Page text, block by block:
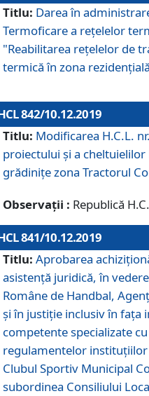
Titlu: Darea în
Termoficare a rețelelor
"Reabilitarea reţelelor de
termică în zona
842/10.12.2019
Titlu: Modificarea H.C.L.
proiectului și a
grădinițe zona Tractorul
Observații : Republică
841/10.12.2019
Titlu: Aprobarea
asistență juridică, în
Române de Handbal,
și în justiție inclusiv în fața
competente specializate
regulamentelor
Clubul Sportiv Municipal
subordinea Consiliului